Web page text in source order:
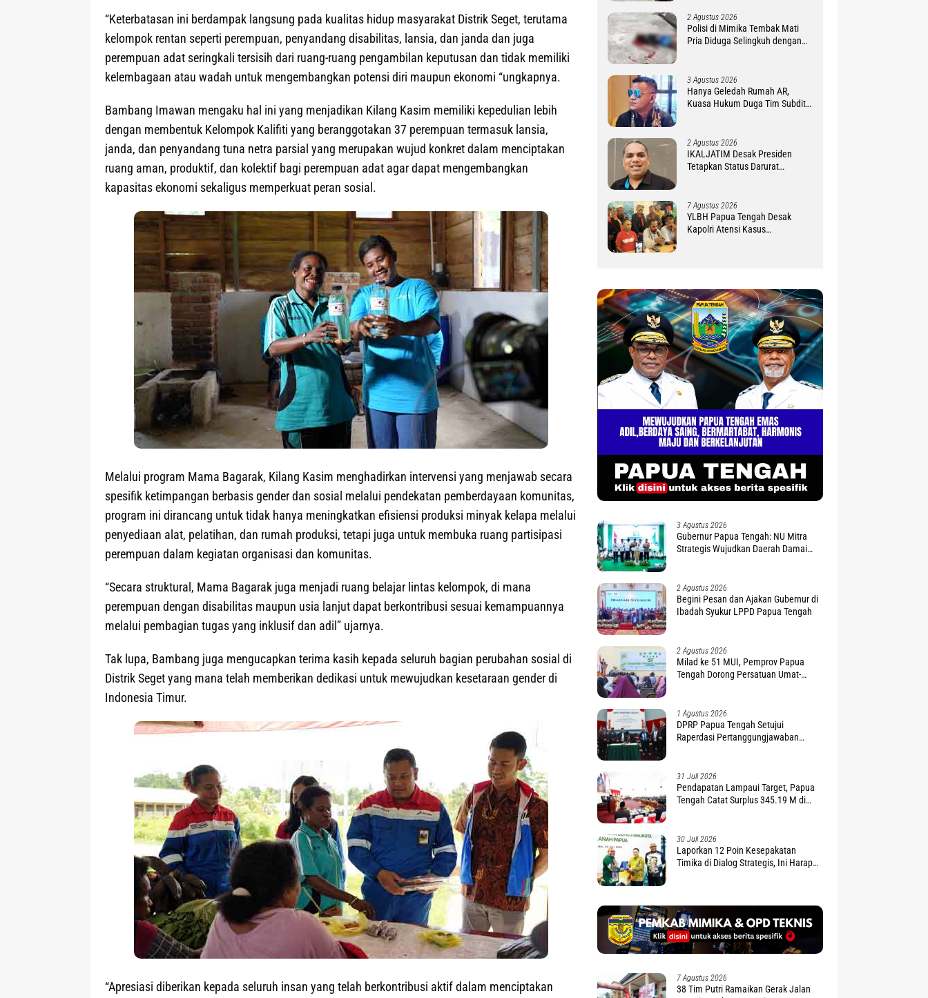
“Keterbatasan ini berdampak langsung pada kualitas hidup masyarakat Distrik Seget, terutama
kelompok rentan seperti perempuan, penyandang disabilitas, lansia, dan janda dan juga
perempuan adat seringkali tersisih dari ruang-ruang pengambilan keputusan dan tidak memiliki
kelembagaan atau wadah untuk mengembangkan potensi diri maupun ekonomi “ungkapnya.
Bambang Imawan mengaku hal ini yang menjadikan Kilang Kasim memiliki kepedulian lebih
dengan membentuk Kelompok Kalifiti yang beranggotakan 37 perempuan termasuk lansia,
janda, dan penyandang tuna netra parsial yang merupakan wujud konkret dalam menciptakan
ruang aman, produktif, dan kolektif bagi perempuan adat agar dapat mengembangkan
kapasitas ekonomi sekaligus memperkuat peran sosial.
Melalui program Mama Bagarak, Kilang Kasim menghadirkan intervensi yang menjawab secara
spesifik ketimpangan berbasis gender dan sosial melalui pendekatan pemberdayaan komunitas,
program ini dirancang untuk tidak hanya meningkatkan efisiensi produksi minyak kelapa melalui
penyediaan alat, pelatihan, dan rumah produksi, tetapi juga untuk membuka ruang partisipasi
perempuan dalam kegiatan organisasi dan komunitas.
“Secara struktural, Mama Bagarak juga menjadi ruang belajar lintas kelompok, di mana
perempuan dengan disabilitas maupun usia lanjut dapat berkontribusi sesuai kemampuannya
melalui pembagian tugas yang inklusif dan adil” ujarnya.
Tak lupa, Bambang juga mengucapkan terima kasih kepada seluruh bagian perubahan sosial di
Distrik Seget yang mana telah memberikan dedikasi untuk mewujudkan kesetaraan gender di
Indonesia Timur.
“Apresiasi diberikan kepada seluruh insan yang telah berkontribusi aktif dalam menciptakan
2 Agustus 2026
Polisi di Mimika Tembak Mati
Pria Diduga Selingkuh dengan
3 Agustus 2026
Hanya Geledah Rumah AR,
Kuasa Hukum Duga Tim Subdit
2 Agustus 2026
IKALJATIM Desak Presiden
Tetapkan Status Darurat
7 Agustus 2026
YLBH Papua Tengah Desak
Kapolri Atensi Kasus
3 Agustus 2026
Gubernur Papua Tengah: NU Mitra
Strategis Wujudkan Daerah Damai
2 Agustus 2026
Begini Pesan dan Ajakan Gubernur di
Ibadah Syukur LPPD Papua Tengah
2 Agustus 2026
Milad ke 51 MUI, Pemprov Papua
Tengah Dorong Persatuan Umat-
1 Agustus 2026
DPRP Papua Tengah Setujui
Raperdasi Pertanggungjawaban
31 Juli 2026
Pendapatan Lampaui Target, Papua
Tengah Catat Surplus 345.19 M di
30 Juli 2026
Laporkan 12 Poin Kesepakatan
Timika di Dialog Strategis, Ini Harapan
7 Agustus 2026
38 Tim Putri Ramaikan Gerak Jalan